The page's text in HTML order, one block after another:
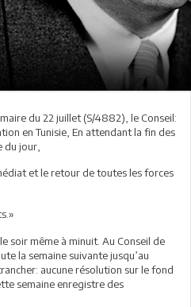
du 22 juillet (S/4882), le Conseil:
en Tunisie, En attendant la fin des
du jour,
et le retour de toutes les forces
soir même à minuit. Au Conseil de
la semaine suivante jusqu’au
aucune résolution sur le fond
semaine enregistre des